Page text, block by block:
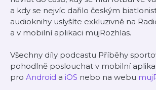
a kdy se nejvíc dařilo českým
audioknihy uslyšíte exkluzivně na
a v mobilní aplikaci mujRozhlas.
Všechny díly podcastu Příběhy
pohodlně poslouchat v mobilní
pro Android a iOS nebo na webu